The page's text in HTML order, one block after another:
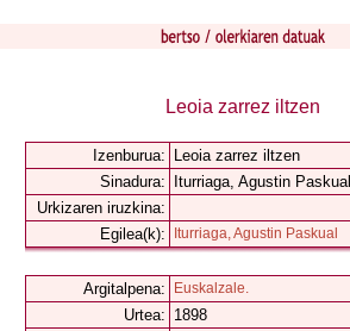
Leoia zarrez iltzen
Izenburua:
Leoia zarrez iltzen
Sinadura:
Iturriaga, Agustin Paskual
Urkizaren iruzkina:
Egilea(k):
Iturriaga, Agustin Paskual
Argitalpena: Euskalzale.
Urtea: 1898